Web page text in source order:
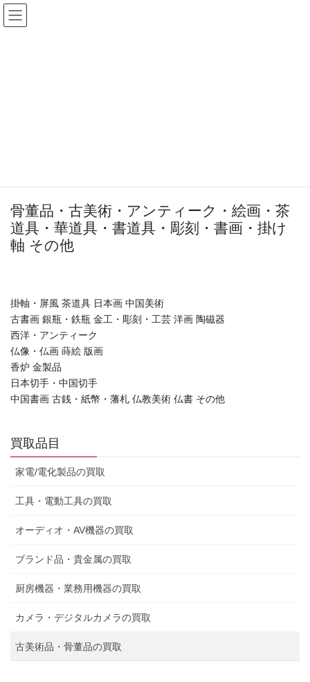
コ
ン
ナ
ビ
骨董品・古美術・アンティーク・絵画・茶
道具・華道具・書道具・彫刻・書画・掛け
軸 その他
掛軸・屏風 茶道具 日本画 中国美術
古書画 銀瓶・鉄瓶 金工・彫刻・工芸 洋画 陶磁器
西洋・アンティーク
仏像・仏画 蒔絵 版画
香炉 金製品
日本切手・中国切手
中国書画 古銭・紙幣・藩札 仏教美術 仏書 その他
買取品目
家電/電化製品の買取
工具・電動工具の買取
オーディオ・AV機器の買取
ブランド品・貴金属の買取
厨房機器・業務用機器の買取
カメラ・デジタルカメラの買取
古美術品・骨董品の買取